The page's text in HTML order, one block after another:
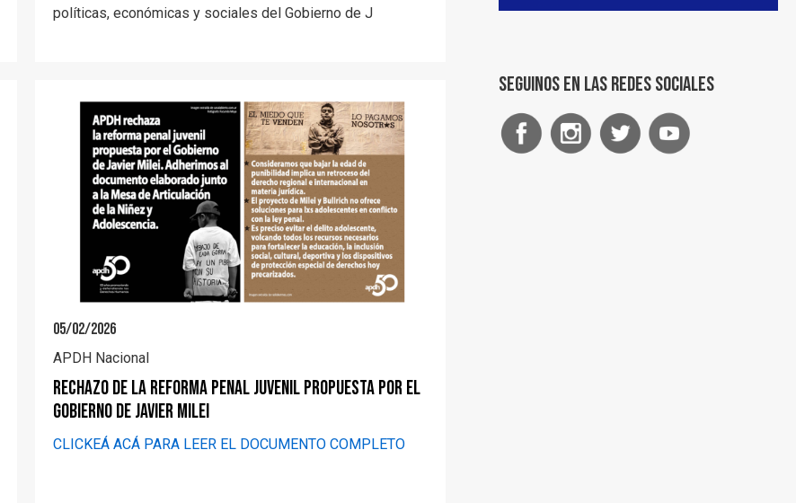
políticas, económicas y sociales del Gobierno de J
05/02/2026
APDH Nacional
Rechazo de la Reforma Penal Juvenil propuesta por el
gobierno de Javier Milei
CLICKEÁ ACÁ PARA LEER EL DOCUMENTO COMPLETO
Seguinos en las redes sociales